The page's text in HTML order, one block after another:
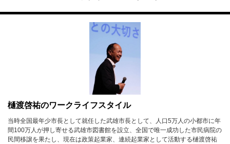
樋渡啓祐のワークライフスタイル
当時全国最年少市長として就任した武雄市長として、人口5万人の小都市に年
間100万人が押し寄せる武雄市図書館を設立、全国で唯一成功した市民病院の
民間移譲を果たし、現在は政策起業家、連続起業家として活動する樋渡啓祐